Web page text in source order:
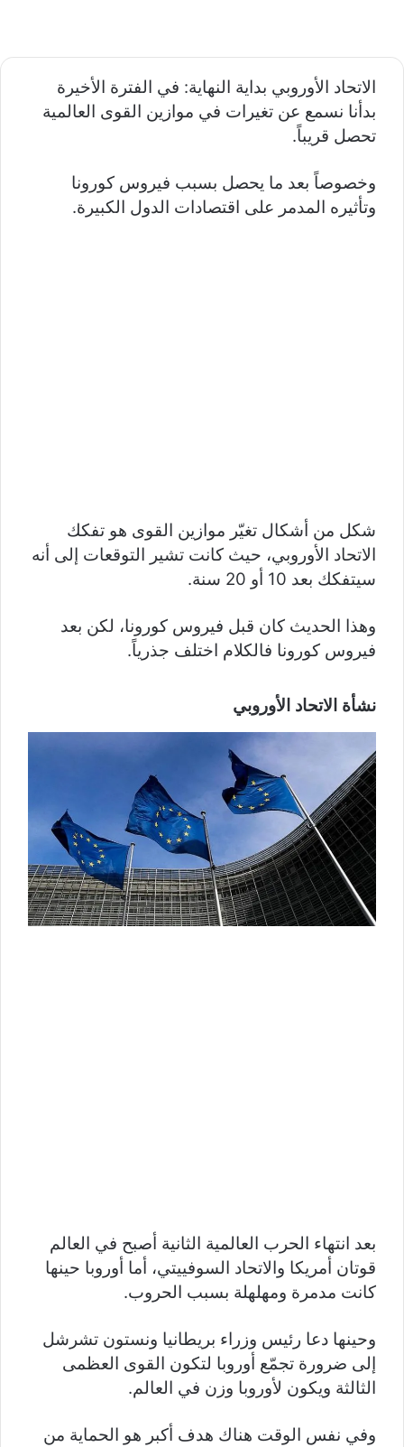
الاتحاد الأوروبي بداية النهاية: في الفترة الأخيرة
بدأنا نسمع عن تغيرات في موازين القوى العالمية
تحصل قريباً.
وخصوصاً بعد ما يحصل بسبب فيروس كورونا
وتأثيره المدمر على اقتصادات الدول الكبيرة.
شكل من أشكال تغيّر موازين القوى هو تفكك
الاتحاد الأوروبي، حيث كانت تشير التوقعات إلى أنه
سيتفكك بعد 10 أو 20 سنة.
وهذا الحديث كان قبل فيروس كورونا، لكن بعد
فيروس كورونا فالكلام اختلف جذرياً.
نشأة الاتحاد الأوروبي
بعد انتهاء الحرب العالمية الثانية أصبح في العالم
قوتان أمريكا والاتحاد السوفييتي، أما أوروبا حينها
كانت مدمرة ومهلهلة بسبب الحروب.
وحينها دعا رئيس وزراء بريطانيا ونستون تشرشل
إلى ضرورة تجمّع أوروبا لتكون القوى العظمى
الثالثة ويكون لأوروبا وزن في العالم.
وفي نفس الوقت هناك هدف أكبر هو الحماية من